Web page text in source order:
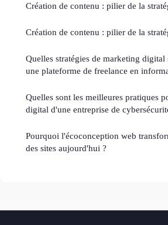
Création de contenu : pilier de la
Création de contenu : pilier de la
Quelles stratégies de marketing
une plateforme de freelance en
Quelles sont les meilleures pratiques
digital d'une entreprise de
Pourquoi l'écoconception web
des sites aujourd'hui ?